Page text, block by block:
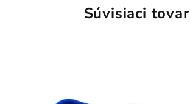
Súvisiaci tovar